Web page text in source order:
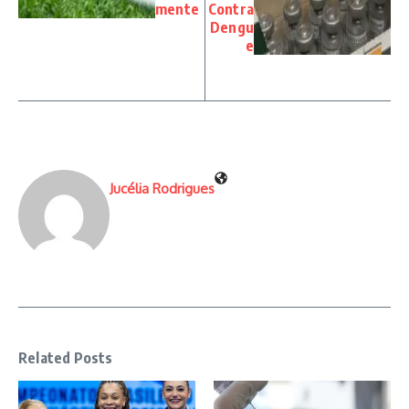
mente Contra
Dengu
e
Jucélia Rodrigues
Related Posts